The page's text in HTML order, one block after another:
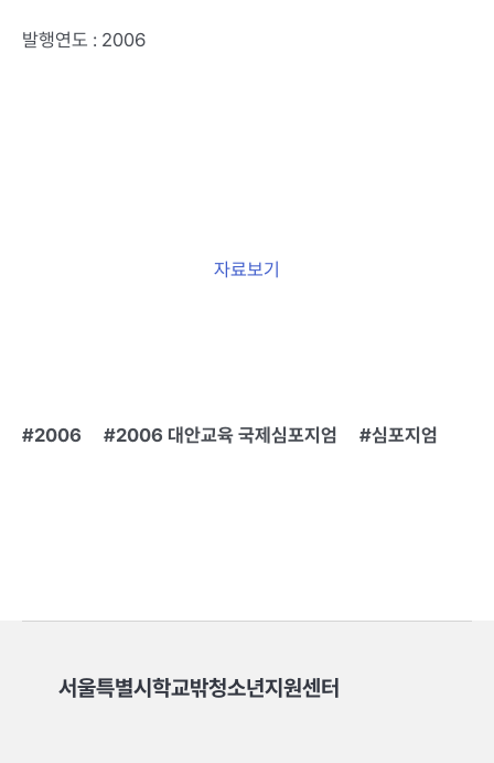
발행연도 : 2006
자료보기
2006 2006 대안교육 국제심포지엄 심포지엄
서울특별시학교밖청소년지원센터